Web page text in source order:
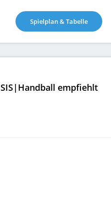
Spielplan & Tabelle(current)
SIS|Handball empfiehlt